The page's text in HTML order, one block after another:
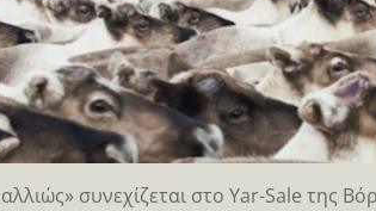
αλλιώς» συνεχίζεται στο Yar-Sale της